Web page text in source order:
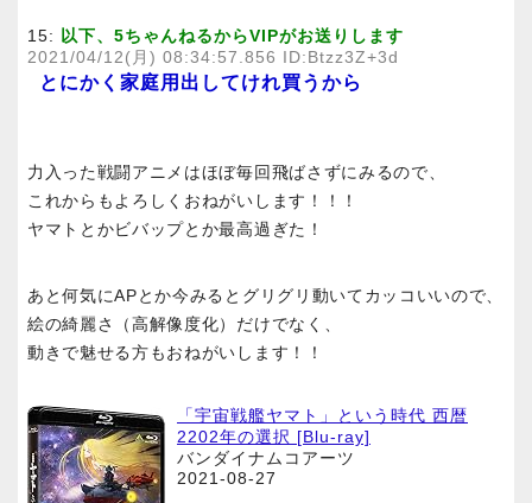
15: 以下、5ちゃんねるからVIPがお送りします
2021/04/12(月) 08:34:57.856 ID:Btzz3Z+3d
とにかく家庭用出してけれ買うから
力入った戦闘アニメはほぼ毎回飛ばさずにみるので、
これからもよろしくおねがいします！！！
ヤマトとかビバップとか最高過ぎた！
あと何気にAPとか今みるとグリグリ動いてカッコいいので、
絵の綺麗さ（高解像度化）だけでなく、
動きで魅せる方もおねがいします！！
「宇宙戦艦ヤマト」という時代 西暦
2202年の選択 [Blu-ray]
バンダイナムコアーツ
2021-08-27